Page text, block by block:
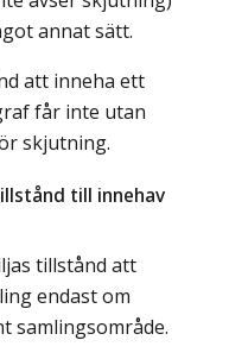
annat sätt.
att inneha ett
får inte utan
skjutning.
till innehav
tillstånd att
endast om
samlingsområde.